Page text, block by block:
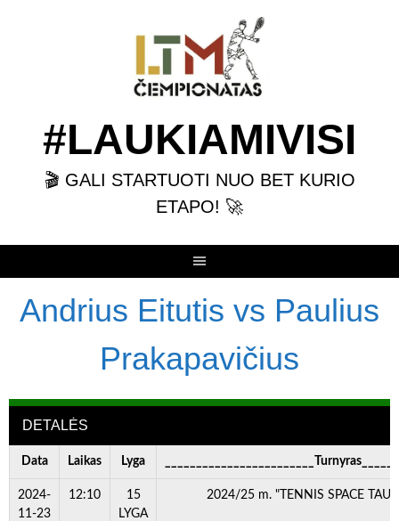
#LAUKIAMIVISI
🎬 GALI STARTUOTI NUO BET KURIO
ETAPO! 🚀
Andrius Eitutis vs Paulius
Prakapavičius
DETALĖS
Data Laikas Lyga
2024-
11-23
12:10
15
LYGA
2024/25 m. "TENNIS SPACE